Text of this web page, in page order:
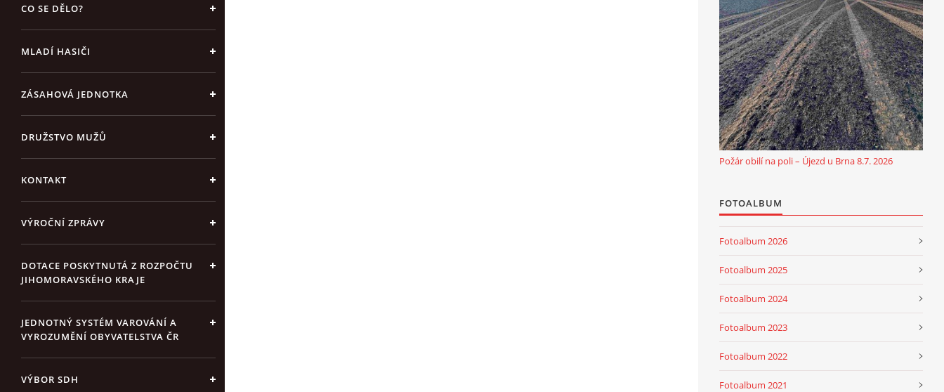
CO SE DĚLO?
MLADÍ HASIČI
ZÁSAHOVÁ JEDNOTKA
DRUŽSTVO MUŽŮ
KONTAKT
VÝROČNÍ ZPRÁVY
DOTACE POSKYTNUTÁ Z ROZPOČTU
JIHOMORAVSKÉHO KRAJE
JEDNOTNÝ SYSTÉM VAROVÁNÍ A
VYROZUMĚNÍ OBYVATELSTVA ČR
VÝBOR SDH
Požár obilí na poli – Újezd u Brna 8.7. 2026
FOTOALBUM
Fotoalbum 2026
Fotoalbum 2025
Fotoalbum 2024
Fotoalbum 2023
Fotoalbum 2022
Fotoalbum 2021